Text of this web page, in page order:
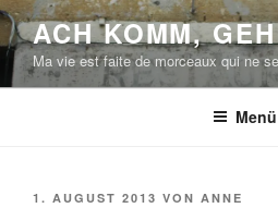
Zum
Inhalt
springen
ACH KOMM,
Ma vie est faite de morceaux qui ne
Menü
VERÖFFENTLICHT
1. AUGUST 2013 VON ANNE